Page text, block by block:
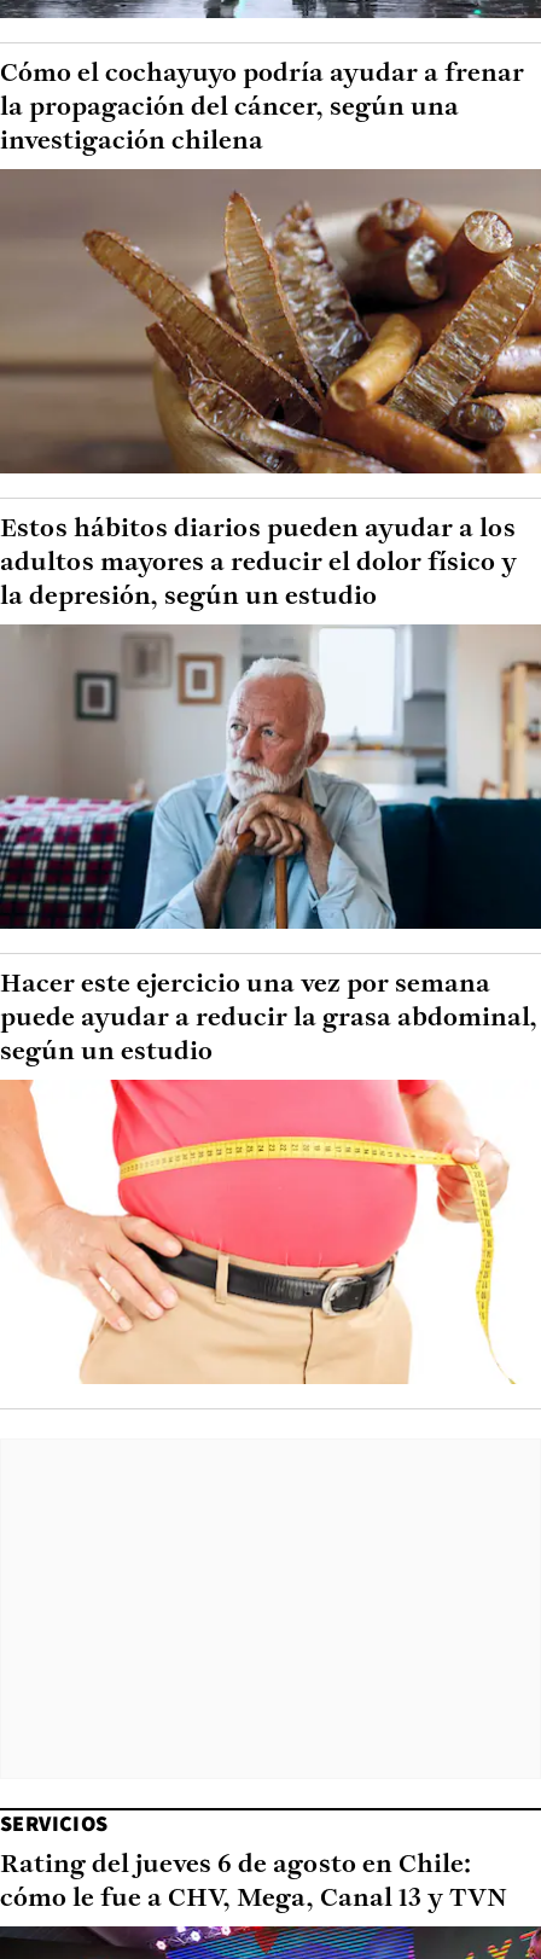
Cómo el cochayuyo podría ayudar a frenar
la propagación del cáncer, según una
investigación chilena
Estos hábitos diarios pueden ayudar a los
adultos mayores a reducir el dolor físico y
la depresión, según un estudio
Hacer este ejercicio una vez por semana
puede ayudar a reducir la grasa abdominal,
según un estudio
SERVICIOS
Rating del jueves 6 de agosto en Chile:
cómo le fue a CHV, Mega, Canal 13 y TVN